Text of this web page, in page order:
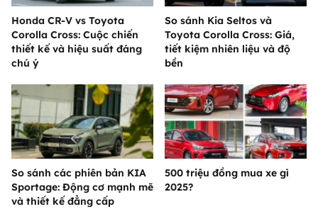
Honda CR-V vs Toyota
Corolla Cross: Cuộc chiến
thiết kế và hiệu suất đáng
chú ý
So sánh Kia Seltos và
Toyota Corolla Cross: Giá,
tiết kiệm nhiên liệu và độ
bền
So sánh các phiên bản KIA
Sportage: Động cơ mạnh mẽ
và thiết kế đẳng cấp
500 triệu đồng mua xe gì
2025?